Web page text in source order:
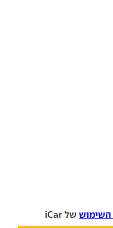
השימוש של iCar